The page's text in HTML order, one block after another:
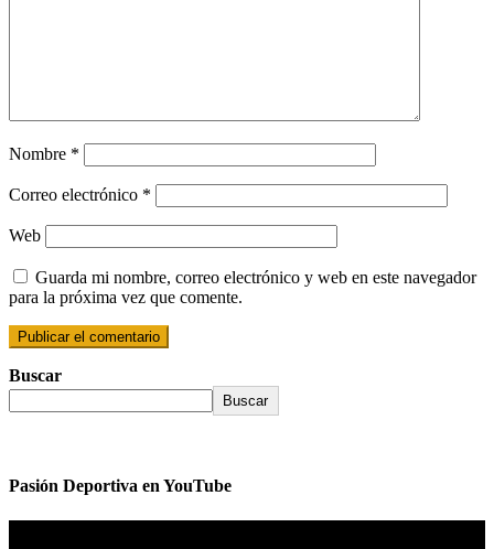
Nombre *
Correo electrónico *
Web
Guarda mi nombre, correo electrónico y web en este navegador
para la próxima vez que comente.
Buscar
Buscar
Pasión Deportiva en YouTube